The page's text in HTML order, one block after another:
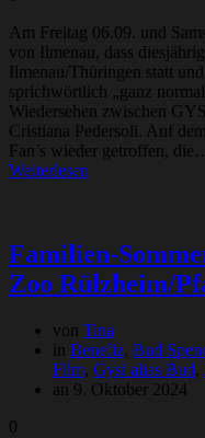
Am Freitag 06.09. und
von Ilmenau, dass
Ilmenau/Thüringen statt
sprichwörtlich „ganz
Wiedersehen zwischen
Cristiana Pedersoli. Auf
Fan’s wieder getroffen,
Weiterlesen
Familien-
Zoo Rülzheim/
von Tina
in Benefiz, Bud
Film, Gysi alias Bud,
an 9. Oktober 2024
0